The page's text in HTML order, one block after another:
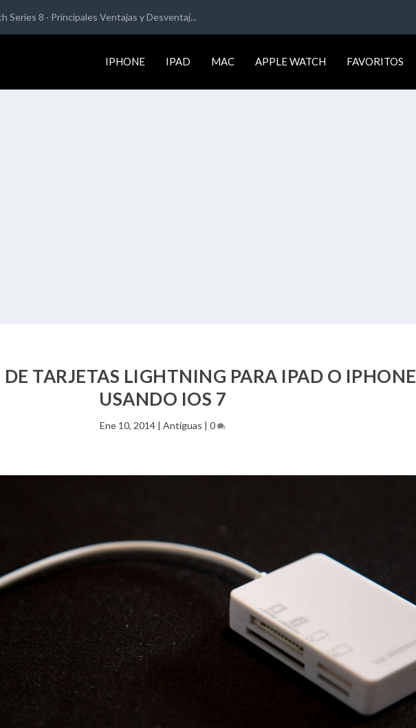
Series 8 · Principales Ventajas y Desventaj...
IPHONE IPAD MAC APPLE WATCH FAVORITOS
DE TARJETAS LIGHTNING PARA IPAD O IPHONE
USANDO IOS 7
Ene 10, 2014 |Antiguas |0